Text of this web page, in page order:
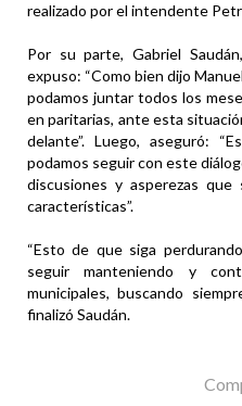
realizado por el intendente
Por su parte, Gabriel
expuso: “Como bien dijo
podamos juntar todos los
en paritarias, ante esta
delante”. Luego, aseguró:
podamos seguir con este
discusiones y asperezas
características”.
“Esto de que siga
seguir manteniendo y
municipales, buscando
finalizó Saudán.